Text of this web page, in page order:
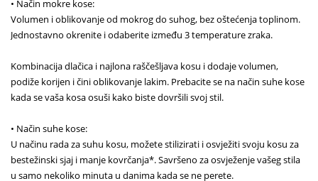
• Način mokre kose:
Volumen i oblikovanje od mokrog do suhog, bez oštećenja toplinom.
Jednostavno okrenite i odaberite između 3 temperature zraka.
Kombinacija dlačica i najlona raščešljava kosu i dodaje volumen,
podiže korijen i čini oblikovanje lakim. Prebacite se na način suhe kose
kada se vaša kosa osuši kako biste dovršili svoj stil.
• Način suhe kose:
U načinu rada za suhu kosu, možete stilizirati i osvježiti svoju kosu za
bestežinski sjaj i manje kovrčanja*. Savršeno za osvježenje vašeg stila
u samo nekoliko minuta u danima kada se ne perete.